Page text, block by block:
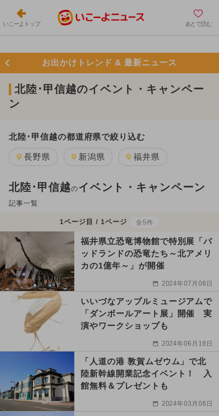
いこーよトップ あとで読む
お出かけトレンド & 最新ニュース
北陸･甲信越のイベント・キャンペー
ン
北陸･甲信越の都道府県で絞り込む
長野県 新潟県 福井県
北陸･甲信越のイベント・キャンペーン
記事一覧
1ページ目 / 1ページ 全5件
福井県立恐竜博物館で特別展「バ
ッドランドの恐竜たち～北アメリ
カの1億年～」が開催
2024年07月08日
いいづなアップルミュージアムで
「ダンボールアート展」開催 実
演やワークショップも
2024年06月18日
「人道の港 敦賀ムゼウム」で北
陸新幹線開業記念イベント！ 入
館無料＆プレゼントも
2024年03月08日